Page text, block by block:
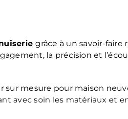
grâce à un savoir-faire
la précision et
sur mesure pour maison
avec soin les matériaux